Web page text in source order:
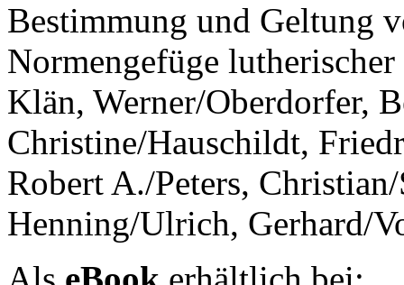
Bestimmung und Geltung
Normengefüge
Klän, Werner/Oberdorfer,
Christine/Hauschildt,
Robert A./Peters,
Henning/Ulrich, Gerhard/